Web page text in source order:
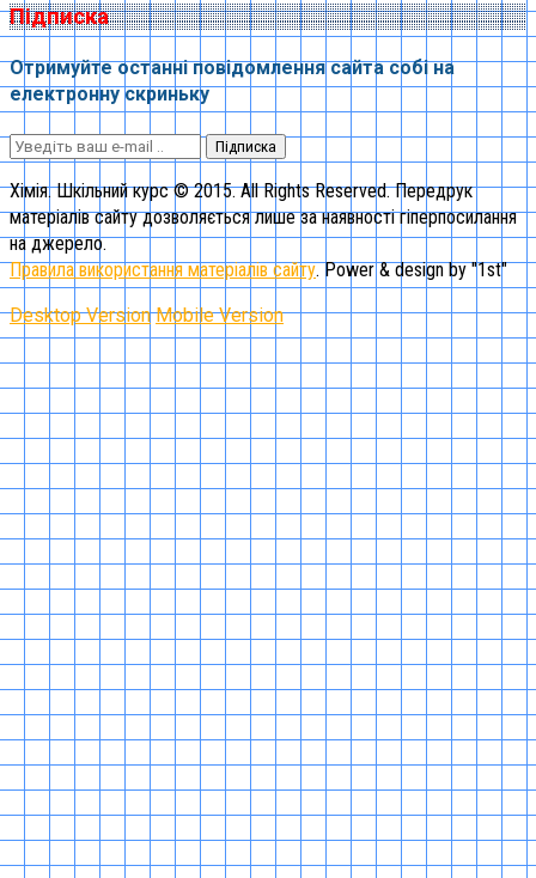
Підписка
Отримуйте останні повідомлення сайта собі на
електронну скриньку
Підписка
Хімія. Шкільний курс © 2015. All Rights Reserved. Передрук
матеріалів сайту дозволяється лише за наявності гіперпосилання
на джерело.
Правила використання матеріалів сайту. Power & design by "1st"
Desktop Version Mobile Version